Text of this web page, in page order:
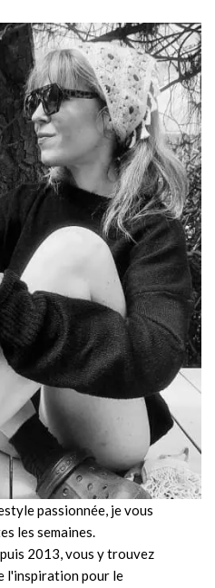
passionnée, je vous
les semaines.
2013, vous y trouvez
l'inspiration pour le